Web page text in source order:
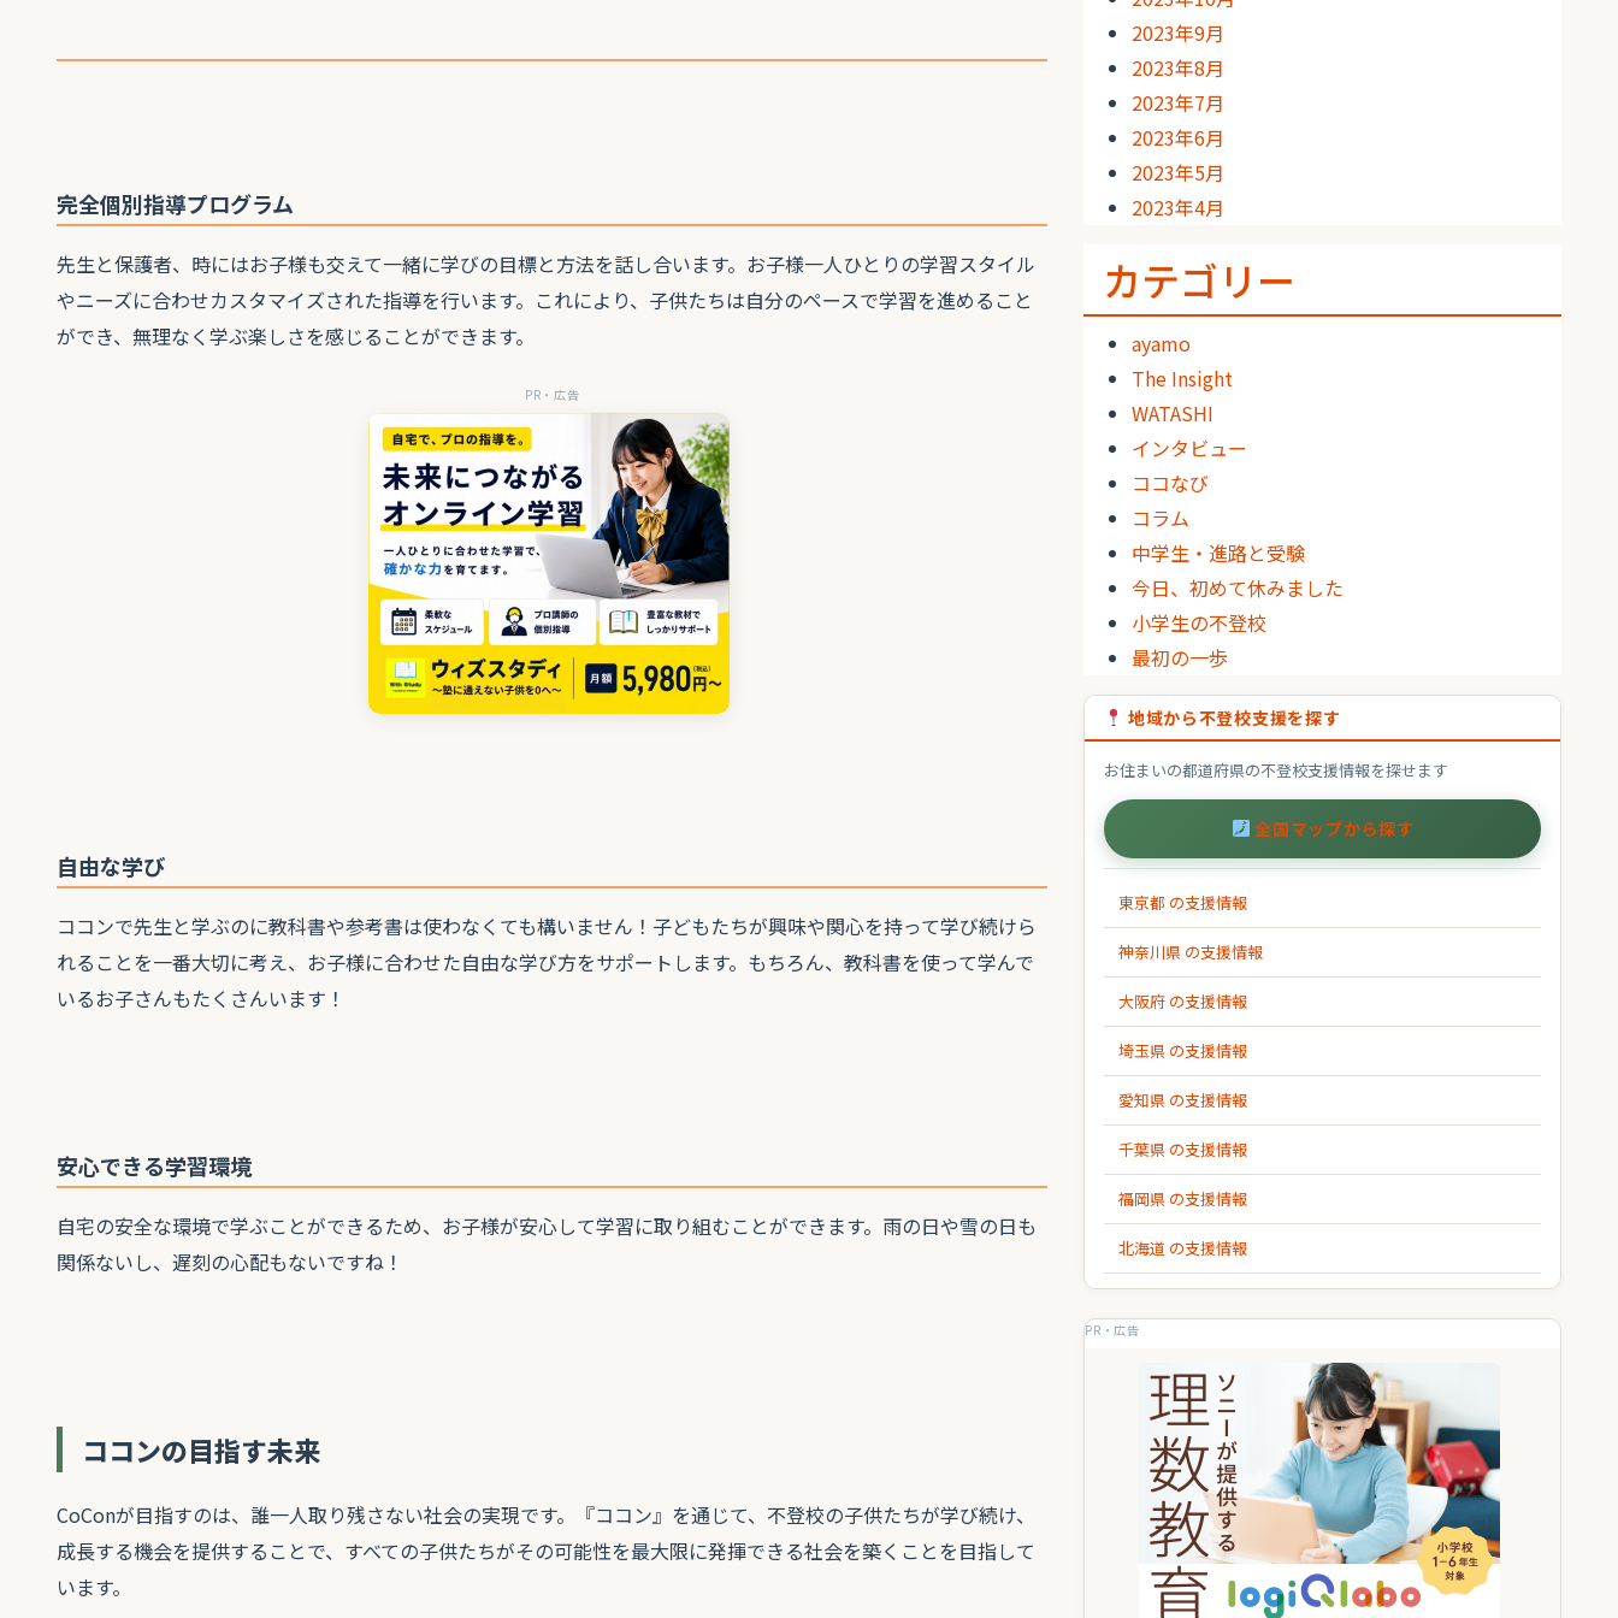
完全個別指導プログラム
先生と保護者、時にはお子様も交えて一緒に学びの目標と方法を話し合います。お子様一人ひとりの学習スタイル
やニーズに合わせカスタマイズされた指導を行います。これにより、子供たちは自分のペースで学習を進めること
ができ、無理なく学ぶ楽しさを感じることができます。
PR・広告
自由な学び
ココンで先生と学ぶのに教科書や参考書は使わなくても構いません！子どもたちが興味や関心を持って学び続けら
れることを一番大切に考え、お子様に合わせた自由な学び方をサポートします。もちろん、教科書を使って学んで
いるお子さんもたくさんいます！
安心できる学習環境
自宅の安全な環境で学ぶことができるため、お子様が安心して学習に取り組むことができます。雨の日や雪の日も
関係ないし、遅刻の心配もないですね！
ココンの目指す未来
CoConが目指すのは、誰一人取り残さない社会の実現です。『ココン』を通じて、不登校の子供たちが学び続け、
成長する機会を提供することで、すべての子供たちがその可能性を最大限に発揮できる社会を築くことを目指して
います。
2023年9月
2023年8月
2023年7月
2023年6月
2023年5月
2023年4月
カテゴリー
ayamo
The Insight
WATASHI
インタビュー
ココなび
コラム
中学生・進路と受験
今日、初めて休みました
小学生の不登校
最初の一歩
地域から不登校支援を探す
お住まいの都道府県の不登校支援情報を探せます
全国マップから探す
東京都 の支援情報
神奈川県 の支援情報
大阪府 の支援情報
埼玉県 の支援情報
愛知県 の支援情報
千葉県 の支援情報
福岡県 の支援情報
北海道 の支援情報
PR・広告